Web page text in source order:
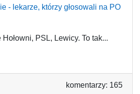
- lekarze, którzy głosowali na PO
PSL, Lewicy. To tak...
komentarzy: 165